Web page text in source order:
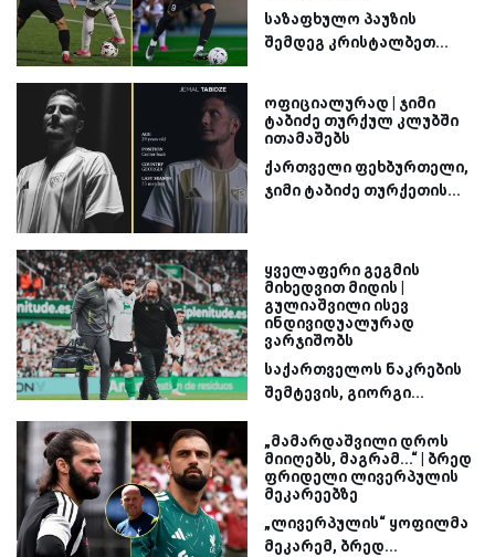
საზაფხულო პაუზის
შემდეგ კრისტალბეთ...
ოფიციალურად | ჯიმი
ტაბიძე თურქულ კლუბში
ითამაშებს
ქართველი ფეხბურთელი,
ჯიმი ტაბიძე თურქეთის...
ყველაფერი გეგმის
მიხედვით მიდის |
გულიაშვილი ისევ
ინდივიდუალურად
ვარჯიშობს
საქართველოს ნაკრების
შემტევის, გიორგი...
„მამარდაშვილი დროს
მიიღებს, მაგრამ...“ | ბრედ
ფრიდელი ლივერპულის
მეკარეებზე
„ლივერპულის“ ყოფილმა
მეკარემ, ბრედ...